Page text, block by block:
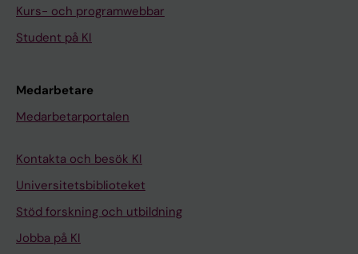
Kurs- och programwebbar
Student på KI
Medarbetare
Medarbetarportalen
Kontakta och besök KI
Universitetsbiblioteket
Stöd forskning och utbildning
Jobba på KI